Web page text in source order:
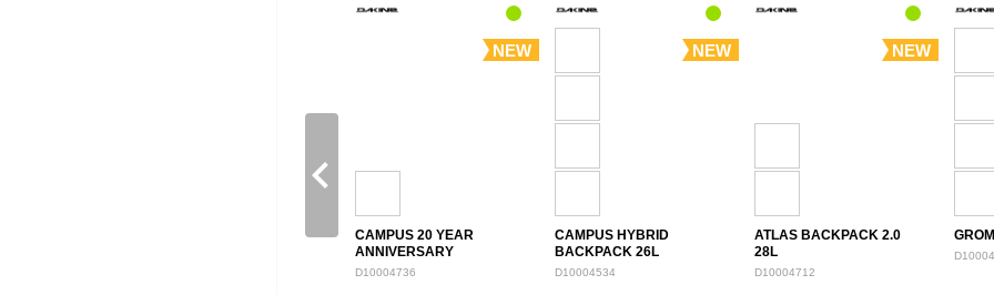
NEW
CAMPUS 20 YEAR
ANNIVERSARY
BACKPACK 28L
D10004736
NEW
CAMPUS HYBRID
BACKPACK 26L
D10004534
NEW
ATLAS BACKPACK 2.0
28L
D10004712
navigate_before